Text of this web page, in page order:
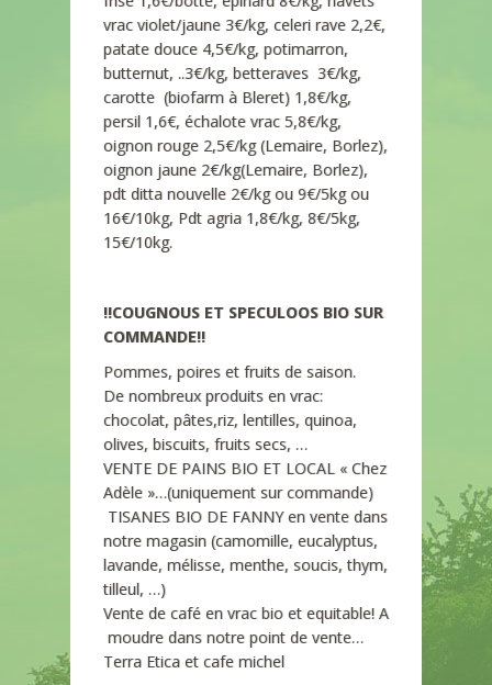
vrac violet/jaune 3€/kg, celeri rave 2,2€,
patate douce 4,5€/kg, potimarron,
butternut, ..3€/kg, betteraves 3€/kg,
carotte (biofarm à Bleret) 1,8€/kg,
persil 1,6€, échalote vrac 5,8€/kg,
oignon rouge 2,5€/kg (Lemaire, Borlez),
oignon jaune 2€/kg(Lemaire, Borlez),
pdt ditta nouvelle 2€/kg ou 9€/5kg ou
16€/10kg, Pdt agria 1,8€/kg, 8€/5kg,
15€/10kg.
!!COUGNOUS ET SPECULOOS BIO SUR
COMMANDE!!
Pommes, poires et fruits de saison.
De nombreux produits en vrac:
chocolat, pâtes,riz, lentilles, quinoa,
olives, biscuits, fruits secs, …
VENTE DE PAINS BIO ET LOCAL « Chez
Adèle »…(uniquement sur commande)
TISANES BIO DE FANNY en vente dans
notre magasin (camomille, eucalyptus,
lavande, mélisse, menthe, soucis, thym,
tilleul, …)
Vente de café en vrac bio et equitable! A
moudre dans notre point de vente…
Terra Etica et cafe michel